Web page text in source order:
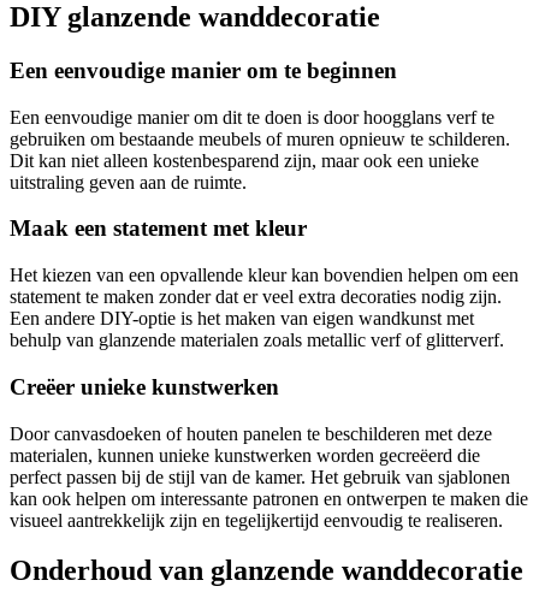
DIY glanzende wanddecoratie
Een eenvoudige manier om te beginnen
Een eenvoudige manier om dit te doen is door hoogglans verf te
gebruiken om bestaande meubels of muren opnieuw te schilderen.
Dit kan niet alleen kostenbesparend zijn, maar ook een unieke
uitstraling geven aan de ruimte.
Maak een statement met kleur
Het kiezen van een opvallende kleur kan bovendien helpen om een
statement te maken zonder dat er veel extra decoraties nodig zijn.
Een andere DIY-optie is het maken van eigen wandkunst met
behulp van glanzende materialen zoals metallic verf of glitterverf.
Creëer unieke kunstwerken
Door canvasdoeken of houten panelen te beschilderen met deze
materialen, kunnen unieke kunstwerken worden gecreëerd die
perfect passen bij de stijl van de kamer. Het gebruik van sjablonen
kan ook helpen om interessante patronen en ontwerpen te maken die
visueel aantrekkelijk zijn en tegelijkertijd eenvoudig te realiseren.
Onderhoud van glanzende wanddecoratie